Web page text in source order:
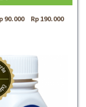
90.000– Rp 190.000